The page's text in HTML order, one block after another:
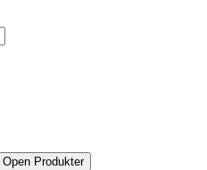
Open Produkter